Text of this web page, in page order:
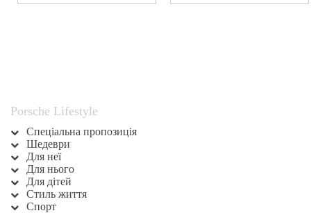
Porsche Lifestyle
Спеціальна пропозиція
Шедеври
Для неї
Для нього
Для дітей
Стиль життя
Спорт